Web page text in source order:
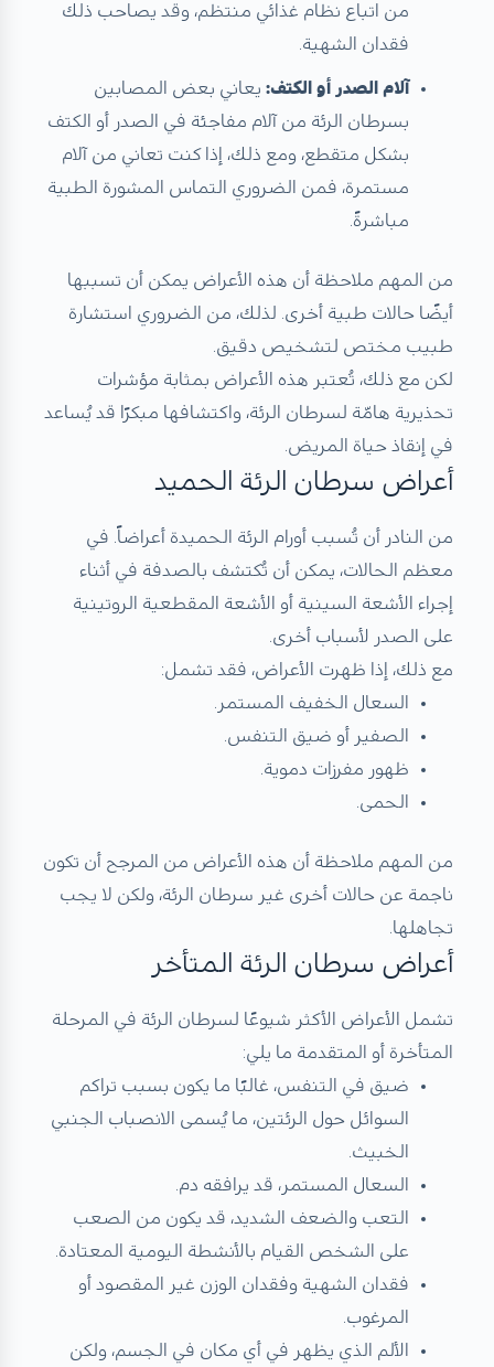
من اتباع نظام غذائي منتظم، وقد يصاحب ذلك
فقدان الشهية.
آلام الصدر أو الكتف:يعاني بعض المصابين
بسرطان الرئة من آلام مفاجئة في الصدر أو الكتف
بشكل متقطع، ومع ذلك، إذا كنت تعاني من آلام
مستمرة، فمن الضروري التماس المشورة الطبية
مباشرةً.
من المهم ملاحظة أن هذه الأعراض يمكن أن تسببها
أيضًا حالات طبية أخرى. لذلك، من الضروري استشارة
طبيب مختص لتشخيص دقيق.
لكن مع ذلك، تُعتبر هذه الأعراض بمثابة مؤشرات
تحذيرية هامّة لسرطان الرئة، واكتشافها مبكرًا قد يُساعد
في إنقاذ حياة المريض.
أعراض سرطان الرئة الحميد
من النادر أن تُسبب أورام الرئة الحميدة أعراضاً. في
معظم الحالات، يمكن أن تُكتشف بالصدفة في أثناء
إجراء الأشعة السينية أو الأشعة المقطعية الروتينية
على الصدر لأسباب أخرى.
مع ذلك، إذا ظهرت الأعراض، فقد تشمل:
السعال الخفيف المستمر.
الصفير أو ضيق التنفس.
ظهور مفرزات دموية.
الحمى.
من المهم ملاحظة أن هذه الأعراض من المرجح أن تكون
ناجمة عن حالات أخرى غير سرطان الرئة، ولكن لا يجب
تجاهلها.
أعراض سرطان الرئة المتأخر
تشمل الأعراض الأكثر شيوعًا لسرطان الرئة في المرحلة
المتأخرة أو المتقدمة ما يلي:
ضيق في التنفس، غالبًا ما يكون بسبب تراكم
السوائل حول الرئتين، ما يُسمى الانصباب الجنبي
الخبيث.
السعال المستمر، قد يرافقه دم.
التعب والضعف الشديد، قد يكون من الصعب
على الشخص القيام بالأنشطة اليومية المعتادة.
فقدان الشهية وفقدان الوزن غير المقصود أو
المرغوب.
الألم الذي يظهر في أي مكان في الجسم، ولكن